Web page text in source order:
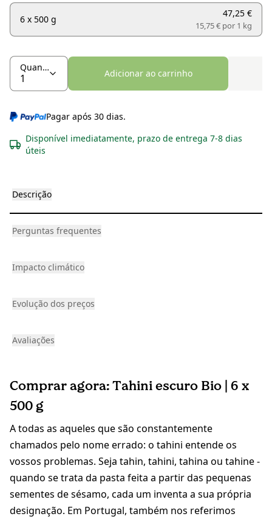
6 x 500 g
47,25 €
15,75 € por 1 kg
Quantidade
Adicionar ao carrinho
Pagar após 30 dias.
Disponível imediatamente, prazo de entrega 7-8 dias
úteis
Descrição
Perguntas frequentes
Impacto climático
Evolução dos preços
Avaliações
Comprar agora: Tahini escuro Bio | 6 x
500 g
A todas as aqueles que são constantemente
chamados pelo nome errado: o tahini entende os
vossos problemas. Seja tahin, tahini, tahina ou tahine -
quando se trata da pasta feita a partir das pequenas
sementes de sésamo, cada um inventa a sua própria
designação. Em Portugal, também nos referimos